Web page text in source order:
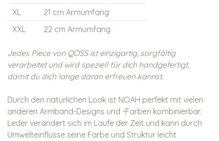
XL
21 cm Armumfang
XXL
22 cm Armumfang
Jedes Piece von QOSS ist einzigartig, sorgfältig
verarbeitet und wird speziell für dich handgefertigt,
damit du dich lange daran erfreuen kannst.
Durch den natürlichen Look ist NOAH perfekt mit vielen
anderen Armband-Designs und -Farben kombinierbar.
Leder verändert sich im Laufe der Zeit und kann durch
Umwelteinflüsse seine Farbe und Struktur leicht